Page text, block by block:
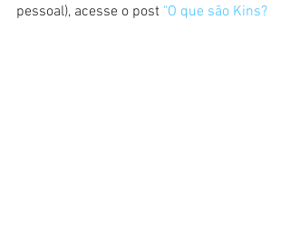
pessoal), acesse o post "O que são Kins?